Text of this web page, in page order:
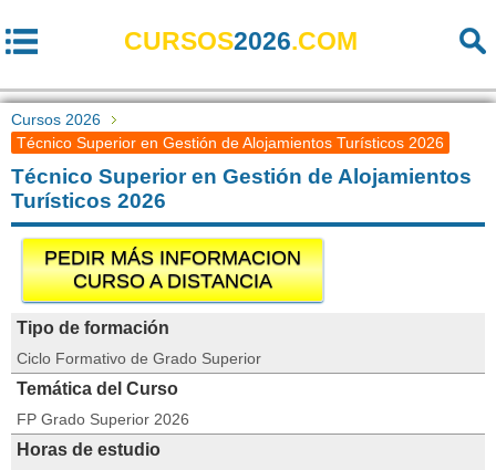
CURSOS2026.COM
Cursos 2026
Técnico Superior en Gestión de Alojamientos Turísticos 2026
Técnico Superior en Gestión de Alojamientos
Turísticos 2026
PEDIR MÁS INFORMACION
CURSO A DISTANCIA
Tipo de formación
Ciclo Formativo de Grado Superior
Temática del Curso
FP Grado Superior 2026
Horas de estudio